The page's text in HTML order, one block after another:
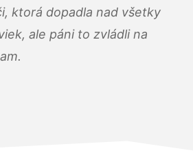
ktorá dopadla nad všetky
ale páni to zvládli na